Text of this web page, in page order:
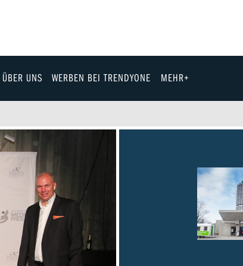
ÜBER UNS
Team
Jobs & Karriere
WERBEN BEI TRENDYONE MEHR+
Gewinnspiele